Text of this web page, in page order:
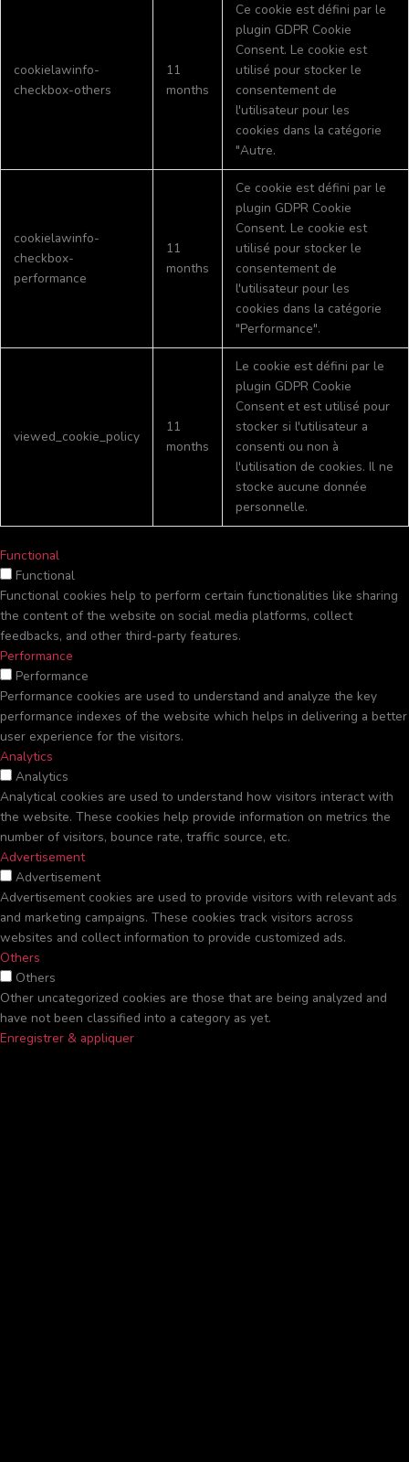
cookielawinfo-
checkbox-others
11
months
Ce cookie est défini par le
plugin GDPR Cookie
Consent. Le cookie est
utilisé pour stocker le
consentement de
l'utilisateur pour les
cookies dans la catégorie
"Autre.
cookielawinfo-
checkbox-
performance
11
months
Ce cookie est défini par le
plugin GDPR Cookie
Consent. Le cookie est
utilisé pour stocker le
consentement de
l'utilisateur pour les
cookies dans la catégorie
"Performance".
viewed_cookie_policy
11
months
Le cookie est défini par le
plugin GDPR Cookie
Consent et est utilisé pour
stocker si l'utilisateur a
consenti ou non à
l'utilisation de cookies. Il ne
stocke aucune donnée
personnelle.
Functional
Functional
Functional cookies help to perform certain functionalities like sharing
the content of the website on social media platforms, collect
feedbacks, and other third-party features.
Performance
Performance
Performance cookies are used to understand and analyze the key
performance indexes of the website which helps in delivering a better
user experience for the visitors.
Analytics
Analytics
Analytical cookies are used to understand how visitors interact with
the website. These cookies help provide information on metrics the
number of visitors, bounce rate, traffic source, etc.
Advertisement
Advertisement
Advertisement cookies are used to provide visitors with relevant ads
and marketing campaigns. These cookies track visitors across
websites and collect information to provide customized ads.
Others
Others
Other uncategorized cookies are those that are being analyzed and
have not been classified into a category as yet.
Enregistrer & appliquer